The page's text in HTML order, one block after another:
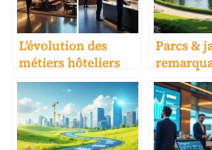
L’évolution des
métiers hôteliers
avec l’IA
Parcs &
activités